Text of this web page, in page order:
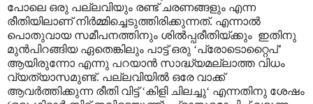
പോലെ ഒരു പല്ലവിയും രണ്ട് ചരണങ്ങളും എന്ന
രീതിയിലാണ് നിർമ്മിച്ചെടുത്തിരിക്കുന്നത്. എന്നാൽ
പൊതുവായ സമീപനത്തിനും ശിൽ‌പ്പരീതിയ്ക്കും ഇതിനു
മുൻപിറങ്ങിയ ഏതെങ്കിലും പാട്ട് ഒരു ‘പ്രോടൊറ്റൈപ്’
ആയിരുന്നോ എന്നു പറയാൻ സാദ്ധ്യമല്ലാത്ത വിധം
വ്യത്യാസമുണ്ട്. പല്ലവിയിൽ ഒരേ വാക്ക്
ആവർത്തിക്കുന്ന രീതി വിട്ട് ‘കിളി ചിലച്ചു‘ എന്നതിനു ശേഷം